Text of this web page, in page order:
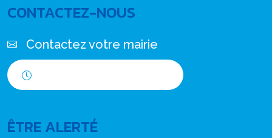
CONTACTEZ-NOUS
Contactez votre mairie
ÊTRE ALERTÉ